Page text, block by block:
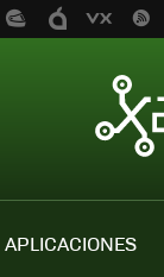
APLICACIONES